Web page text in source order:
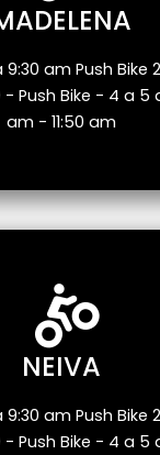
9:30 am Push Bike
Push Bike - 4 a 5
am - 11:50 am
NEIVA
9:30 am Push Bike
Push Bike - 4 a 5